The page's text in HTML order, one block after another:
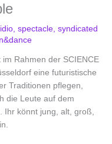
,spectacle ,syndicated
Rahmen der SCIENCE
eine futuristische
Traditionen pflegen,
die Leute auf dem
Ihr könnt jung, alt, groß,